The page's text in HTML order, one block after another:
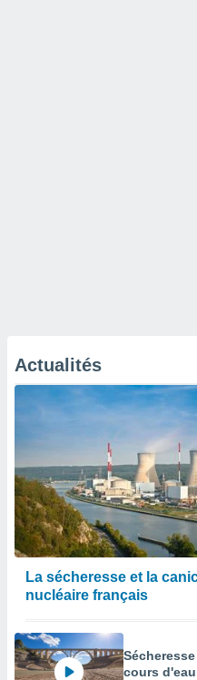
Actualités
La sécheresse et la
nucléaire français
cours